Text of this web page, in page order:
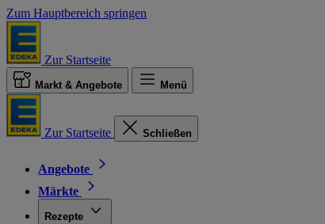
Zum Hauptbereich springen
Zur Startseite
Markt & Angebote Menü
Zur Startseite Schließen
Angebote
Märkte
Rezepte